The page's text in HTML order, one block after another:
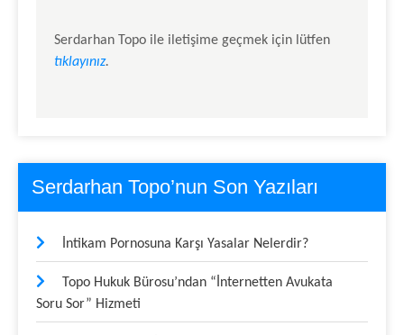
Serdarhan Topo ile iletişime geçmek için lütfen
tıklayınız.
Serdarhan Topo’nun Son Yazıları
İntikam Pornosuna Karşı Yasalar Nelerdir?
Topo Hukuk Bürosu’ndan “İnternetten Avukata
Soru Sor” Hizmeti